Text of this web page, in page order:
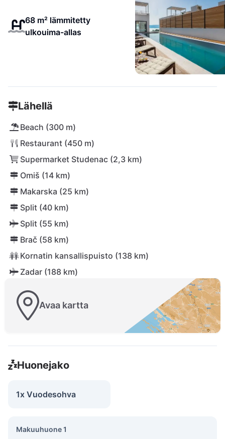
68 m² lämmitetty
ulkouima-allas
Lähellä
Beach (300 m)
Restaurant (450 m)
Supermarket Studenac (2,3 km)
Omiš (14 km)
Makarska (25 km)
Split (40 km)
Split (55 km)
Brač (58 km)
Kornatin kansallispuisto (138 km)
Zadar (188 km)
Avaa kartta
Huonejako
1x Vuodesohva
Makuuhuone 1